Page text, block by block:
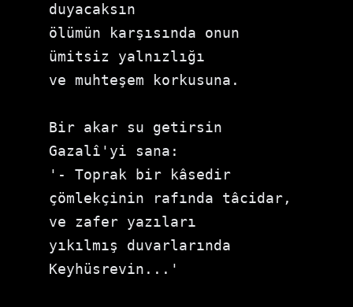
duyacaksın
ölümün karşısında onun
ümitsiz yalnızlığı
ve muhteşem korkusuna.
Bir akar su getirsin
Gazalî'yi sana:
'- Toprak bir kâsedir
çömlekçinin rafında tâcidar,
ve zafer yazıları
yıkılmış duvarlarında
Keyhüsrevin...'